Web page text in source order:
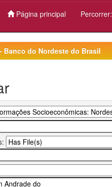
Página principal Percorrer:
Banco do Nordeste do Brasil